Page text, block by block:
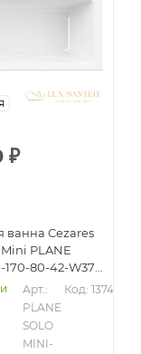
₽
ванна Cezares
PLANE
170-80-42-W37
гидромассажа,
Арт.:
PLANE
SOLO
MINI-
Код: 13745